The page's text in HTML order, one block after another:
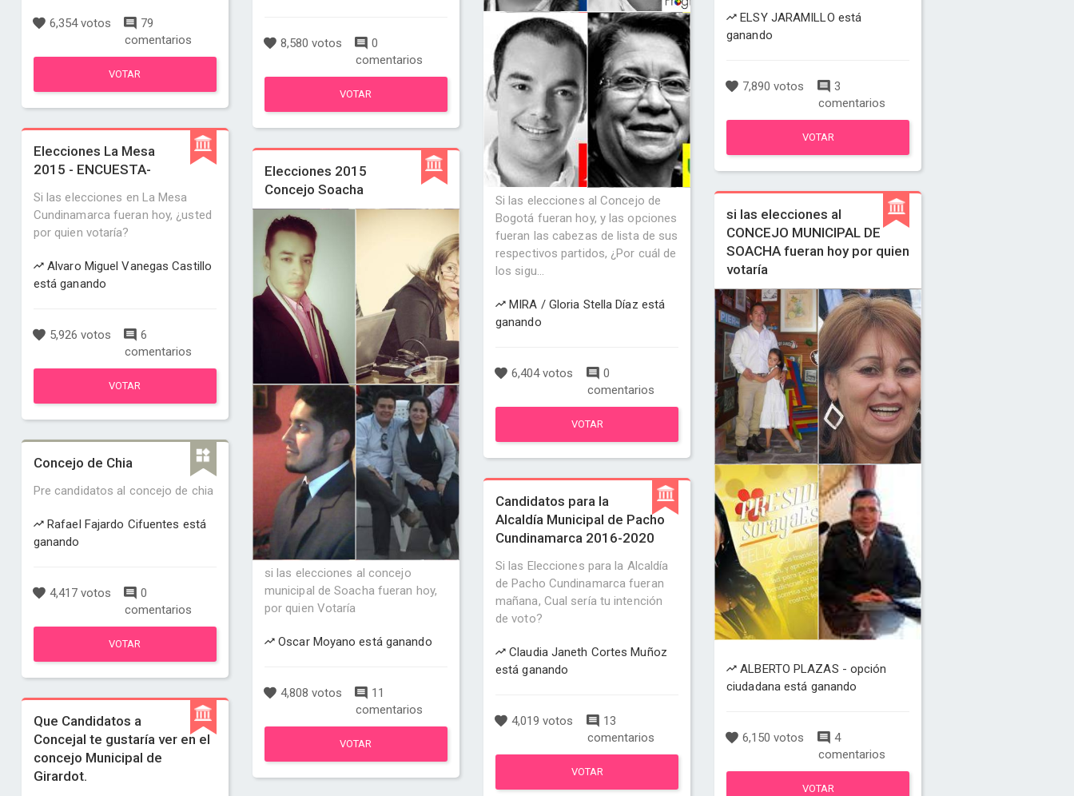
6,354 votos
79
comentarios
VOTAR
Elecciones La Mesa
2015 - ENCUESTA-
Si las elecciones en La Mesa
Cundinamarca fueran hoy, ¿usted
por quien votaría?
Alvaro Miguel Vanegas Castillo
está ganando
5,926 votos
6
comentarios
VOTAR
Concejo de Chia
Pre candidatos al concejo de chia
Rafael Fajardo Cifuentes está
ganando
4,417 votos
0
comentarios
VOTAR
Que Candidatos a
Concejal te gustaría ver en el
concejo Municipal de
Girardot.
8,580 votos
0
comentarios
VOTAR
Elecciones 2015
Concejo Soacha
si las elecciones al concejo
municipal de Soacha fueran hoy,
por quien Votaría
Oscar Moyano está ganando
4,808 votos
11
comentarios
VOTAR
Si las elecciones al Concejo de
Bogotá fueran hoy, y las opciones
fueran las cabezas de lista de sus
respectivos partidos, ¿Por cuál de
los sigu...
MIRA / Gloria Stella Díaz está
ganando
6,404 votos
0
comentarios
VOTAR
Candidatos para la
Alcaldía Municipal de Pacho
Cundinamarca 2016-2020
Si las Elecciones para la Alcaldía
de Pacho Cundinamarca fueran
mañana, Cual sería tu intención
de voto?
Claudia Janeth Cortes Muñoz
está ganando
4,019 votos
13
comentarios
VOTAR
ELSY JARAMILLO está
ganando
7,890 votos
3
comentarios
VOTAR
si las elecciones al
CONCEJO MUNICIPAL DE
SOACHA fueran hoy por quien
votaría
ALBERTO PLAZAS - opción
ciudadana está ganando
6,150 votos
4
comentarios
VOTAR